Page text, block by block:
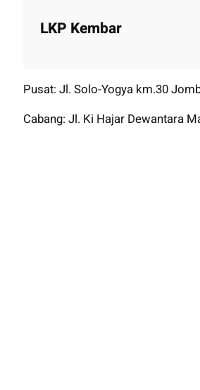
LKP Kembar
Pusat: Jl. Solo-Yogya km.30
Cabang: Jl. Ki Hajar Dewantara